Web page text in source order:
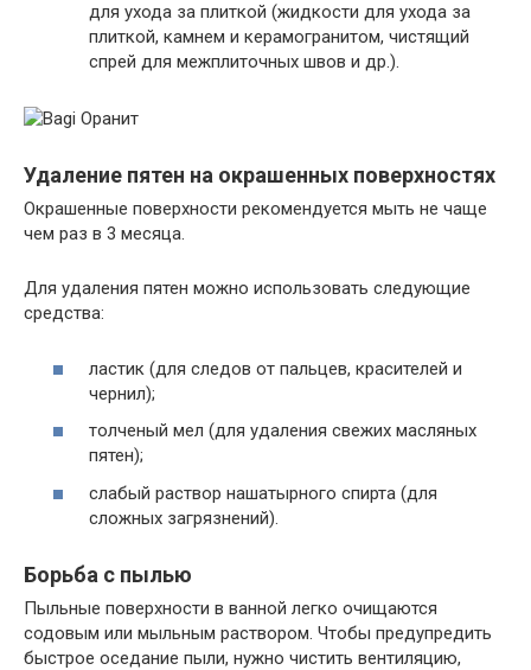
для ухода за плиткой (жидкости для ухода за
плиткой, камнем и керамогранитом, чистящий
спрей для межплиточных швов и др.).
Удаление пятен на окрашенных поверхностях
Окрашенные поверхности рекомендуется мыть не чаще
чем раз в 3 месяца.
Для удаления пятен можно использовать следующие
средства:
ластик (для следов от пальцев, красителей и
чернил);
толченый мел (для удаления свежих масляных
пятен);
слабый раствор нашатырного спирта (для
сложных загрязнений).
Борьба с пылью
Пыльные поверхности в ванной легко очищаются
содовым или мыльным раствором. Чтобы предупредить
быстрое оседание пыли, нужно чистить вентиляцию,